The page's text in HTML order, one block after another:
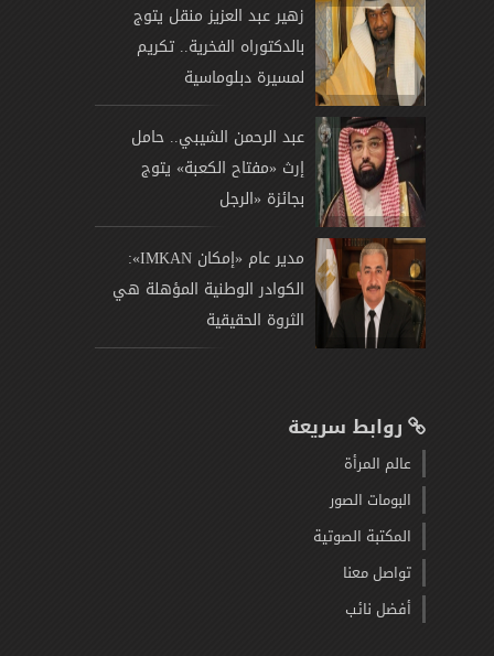
زهير عبد العزيز منقل يتوج
بالدكتوراه الفخرية.. تكريم
لمسيرة دبلوماسية
عبد الرحمن الشيبي.. حامل
إرث «مفتاح الكعبة» يتوج
بجائزة «الرجل
مدير عام «إمكان IMKAN»:
الكوادر الوطنية المؤهلة هي
الثروة الحقيقية
روابط سريعة
عالم المرأة
البومات الصور
المكتبة الصوتية
تواصل معنا
أفضل نائب